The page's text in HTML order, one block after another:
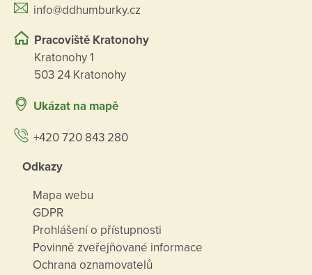
info@ddhumburky.cz
Pracoviště Kratonohy
Kratonohy 1
503 24 Kratonohy
Ukázat na mapě
+420 720 843 280
Odkazy
Mapa webu
GDPR
Prohlášení o přístupnosti
Povinně zveřejňované informace
Ochrana oznamovatelů